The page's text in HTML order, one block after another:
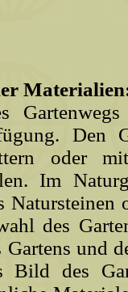
Den
oder
Im
Natursteinen
des
und
Bild des